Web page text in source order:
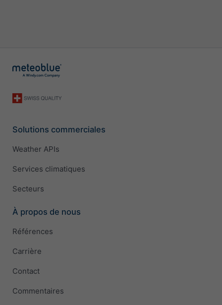
Solutions commerciales
Weather APIs
Services climatiques
Secteurs
À propos de nous
Références
Carrière
Contact
Commentaires